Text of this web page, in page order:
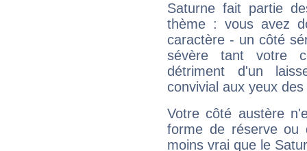
Saturne fait partie
thème : vous avez
caractère - un côté
sévère tant votre
détriment d'un
convivial aux yeux
Votre côté austère
forme de réserve
moins vrai que le